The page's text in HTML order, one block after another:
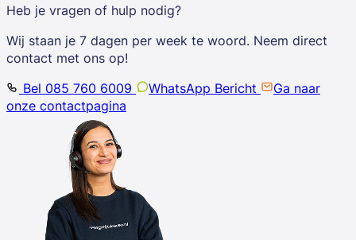
Heb je vragen of hulp nodig?
Wij staan je 7 dagen per week te woord. Neem direct
contact met ons op!
Bel 085 760 6009
WhatsApp Bericht
Ga naar
onze contactpagina